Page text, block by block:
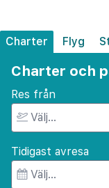
Charter Flyg
Charter och
Res från
Tidigast avresa